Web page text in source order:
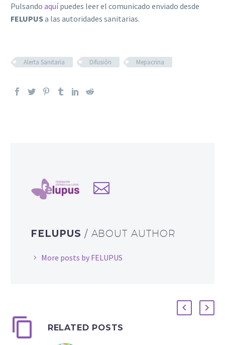
Pulsando aquípuedes leer el comunicado enviado desde
FELUPUSa las autoridades sanitarias.
Alerta Sanitaria Difusión Mepacrina
FELUPUS / ABOUT AUTHOR
More posts by FELUPUS
RELATED POSTS